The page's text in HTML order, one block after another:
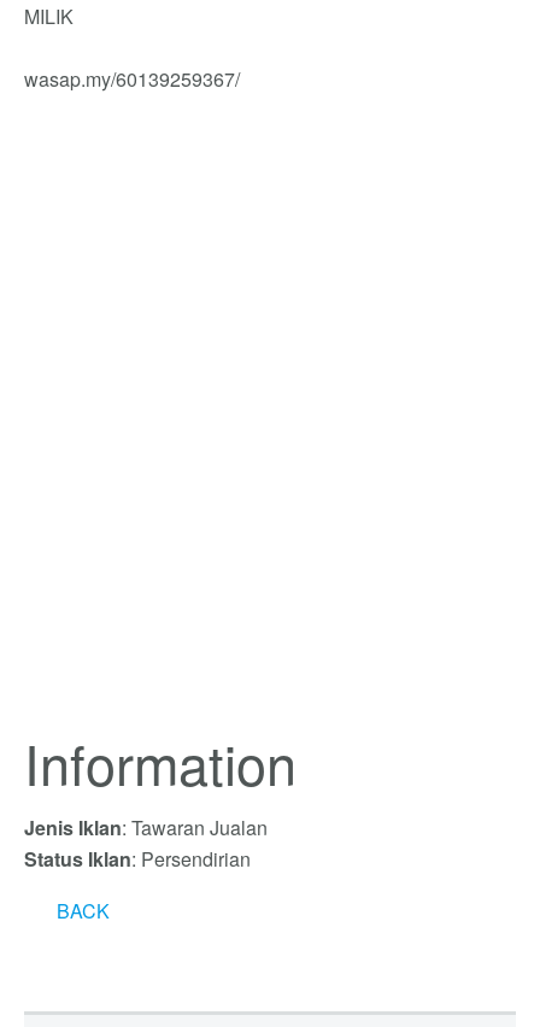
MILIK
wasap.my/60139259367/
Information
Jenis Iklan: Tawaran Jualan
Status Iklan: Persendirian
BACK